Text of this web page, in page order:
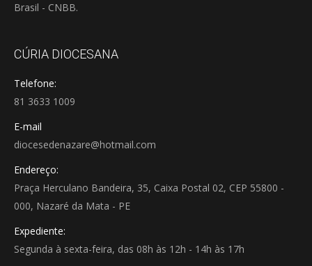
Brasil - CNBB.
CÚRIA DIOCESANA
Telefone:
81 3633 1009
E-mail
diocesedenazare@hotmail.com
Endereço:
Praça Herculano Bandeira, 35, Caixa Postal 02, CEP 55800 -
000, Nazaré da Mata - PE
Expediente:
Segunda à sexta-feira, das 08h às 12h - 14h às 17h